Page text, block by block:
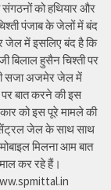
को हथियार और
पंजाब के जेलों में बंद
जेल में इसलिए बंद है कि
बिलाल हुसैन चिश्ती पर
सजा अजमेर जेल में
बात करने की इस
को इस पूरे मामले की
सेंट्रल जेल के साथ साथ
मिलना आम बात
कर रहे हैं।